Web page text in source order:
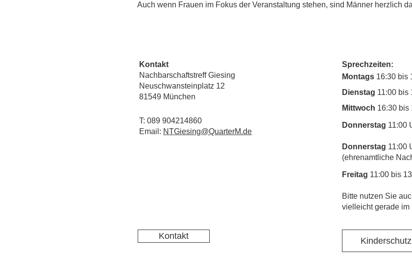
Auch wenn Frauen im Fokus der Veranstaltung stehen, sind Männer herzlich
Kontakt
Nachbarschaftstreff Giesing
Neuschwansteinplatz 12
81549 München
T: 089 904214860
Email: NTGiesing@QuarterM.de
Kontakt
Sprechzeiten:
Montags 16:30 bis
Dienstag 11:00 bis
Mittwoch 16:30 bis
Donnerstag 11:00
Donnerstag 11:00
(ehrenamtliche
Freitag 11:00 bis
​Bitte nutzen Sie
vielleicht gerade im
Kinderschutz